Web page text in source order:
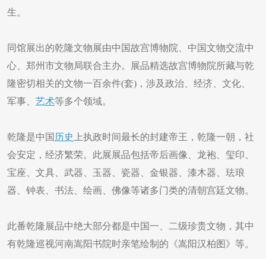
生。
同馆展出的乾隆文物展由中国故宫博物院、中国文物交流中
心、郑州市文物局联合主办。展品精选故宫博物院所藏与乾
隆密切相关的文物一百余件(套)，涉及政治、经济、文化、
军事、 艺术等多个领域。
乾隆是中国 历史 上执政时间最长的封建帝王，乾隆一朝，社
会安定，经济繁荣。此展展品包括帝后画像、龙袍、玺印、
宝座、文具、武器、玉器、瓷器、金银器、漆木器、珐琅
器、钟表、书法、绘画、佛像等诸多门类的清朝宫廷文物。
此番乾隆展品中绝大部分都是中国一、二级珍贵文物，其中
有乾隆巡视河南嵩阳书院时亲笔绘制的《嵩阳汉柏图》等。